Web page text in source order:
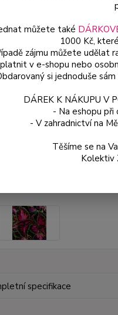
specifikace
můžete také
1000 Kč,
zájmu můžete udělat
v e-shopu nebo
si jednoduše
DÁREK K NÁKUPU V
- Na eshopu při
- V zahradnictví na
Těšíme se na
Kolektiv